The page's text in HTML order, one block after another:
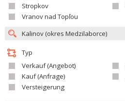
Stropkov
Vranov nad Topľou
Typ
Verkauf (Angebot)
Kauf (Anfrage)
Versteigerung